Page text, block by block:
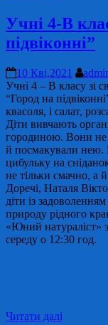
Учні 4-В
підвіконні”
10 Кві,2021
Учні 4 – В класу зі
“Город на
квасоля, і салат,
Діти вивчають
городиною. Вони не
й посмакували нею.
цибульку на
не тільки смачно, а
Доречі, Наталя
діти із
природу рідного
«Юний натураліст»
середу о 12:30 год.
Читати далі